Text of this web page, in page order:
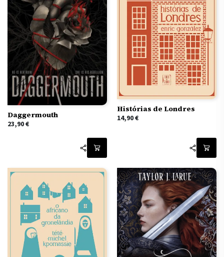
Daggermouth
23,90€
Histórias de Londres
14,90€